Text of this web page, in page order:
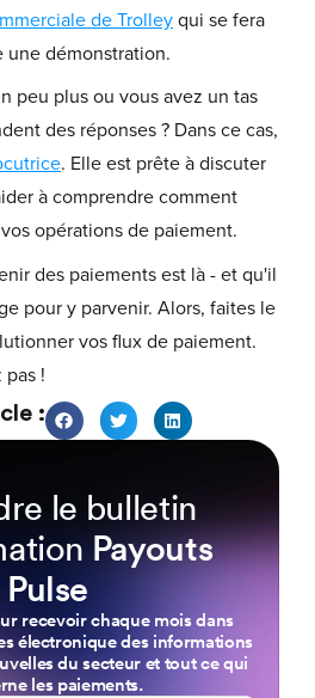
de Trolleyqui se fera
une démonstration.
peu plus ou vous avez un tas
des réponses ? Dans ce cas,
. Elle est prête à discuter
à comprendre comment
opérations de paiement.
des paiements est là - et qu'il
pour y parvenir. Alors, faites le
vos flux de paiement.
!
:
le bulletin
Payouts
Pulse
recevoir chaque mois dans
électronique des informations
du secteur et tout ce qui
les paiements.